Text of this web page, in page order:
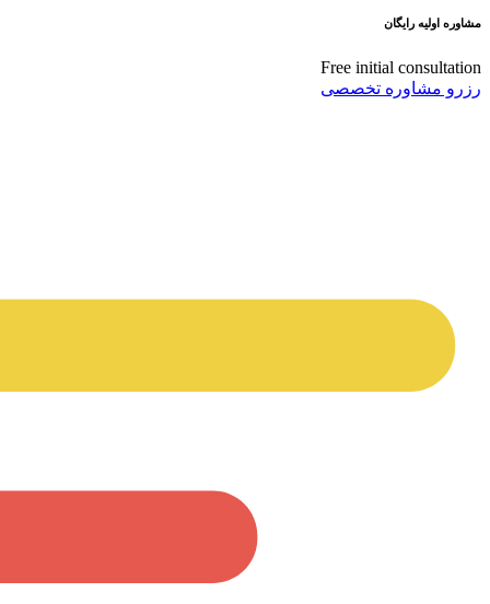
مشاوره اولیه رایگان
Free initial consultation
رزرو مشاوره تخصصی